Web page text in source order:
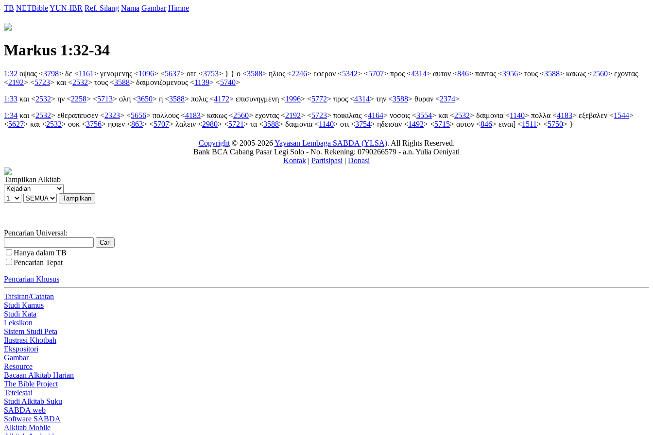
TB NETBibleYUN-IBR Ref. Silang Nama Gambar Himne
Markus 1:32-34
1:32 οψιας <3798> δε <1161> γενομενης <1096> <5637> οτε <3753> } } ο <3588> ηλιος <2246> εφερον <5342> <5707> προς <4314> αυτον <846> παντας <3956> τους <3588> κακως <2560> εχοντας
<2192> <5723> και <2532> τους <3588> δαιμονιζομενους <1139> <5740>
1:33 και <2532> ην <2258> <5713> ολη <3650> η <3588> πολις <4172> επισυνηγμενη <1996> <5772> προς <4314> την <3588> θυραν <2374>
1:34 και <2532> εθεραπευσεν <2323> <5656> πολλους <4183> κακως <2560> εχοντας <2192> <5723> ποικιλαις <4164> νοσοις <3554> και <2532> δαιμονια <1140> πολλα <4183> εξεβαλεν <1544>
<5627> και <2532> ουκ <3756> ηφιεν <863> <5707> λαλειν <2980> <5721> τα <3588> δαιμονια <1140> οτι <3754> ηδεισαν <1492> <5715> αυτον <846> ειναι] <1511> <5750> }
Copyright© 2005-2026Yayasan Lembaga SABDA (YLSA). All Rights Reserved.
Bank BCA Cabang Pasar Legi Solo - No. Rekening: 0790266579 - a.n. Yulia Oeniyati
Kontak | Partisipasi | Donasi
Tampilkan Alkitab
Pencarian Universal:
Hanya dalam TB
Pencarian Tepat
Pencarian Khusus
Tafsiran/Catatan
Studi Kamus
Studi Kata
Leksikon
Sistem Studi Peta
Ilustrasi Khotbah
Ekspositori
Gambar
Resource
Bacaan Alkitab Harian
The Bible Project
Tetelestai
Studi Alkitab Suku
SABDA web
Software SABDA
Alkitab Mobile